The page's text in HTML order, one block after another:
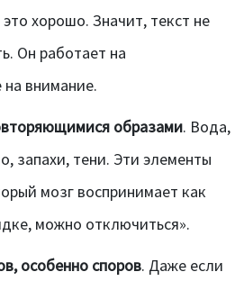
хорошо. Значит, текст не
Он работает на
на внимание.
образами. Вода,
запахи, тени. Эти элементы
мозг воспринимает как
можно отключиться».
особенно споров. Даже если